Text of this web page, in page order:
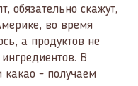
обязательно скажут,
во время
а продуктов не
В
какао - получаем